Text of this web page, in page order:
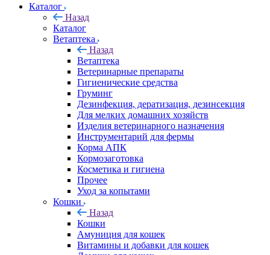
Каталог
Назад
Каталог
Ветаптека
Назад
Ветаптека
Ветеринарные препараты
Гигиенические средства
Груминг
Дезинфекция, дератизация, дезинсекция
Для мелких домашних хозяйств
Изделия ветеринарного назначения
Инструментарий для фермы
Корма АПК
Кормозаготовка
Косметика и гигиена
Прочее
Уход за копытами
Кошки
Назад
Кошки
Амуниция для кошек
Витамины и добавки для кошек